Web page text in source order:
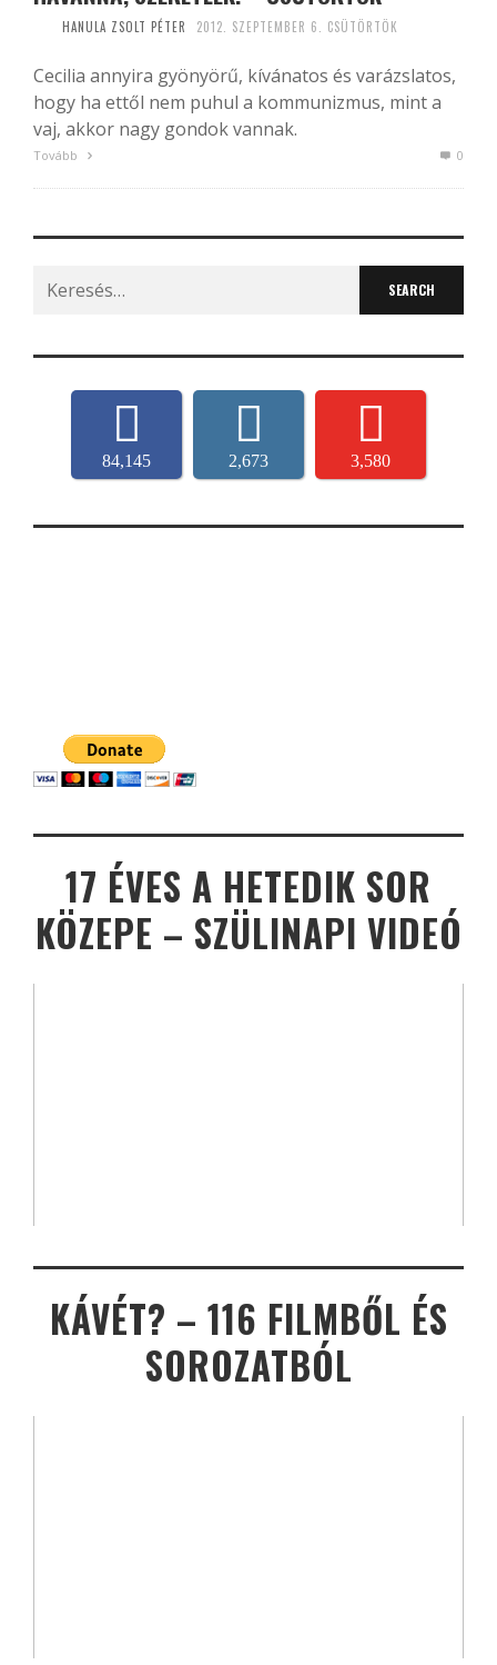
HANULA ZSOLT PÉTER 2012. SZEPTEMBER 6. CSÜTÖRTÖK
Cecilia annyira gyönyörű, kívánatos és varázslatos,
hogy ha ettől nem puhul a kommunizmus, mint a
vaj, akkor nagy gondok vannak.
Tovább 0
Search
for:
84,145 2,673 3,580
17 ÉVES A HETEDIK SOR
KÖZEPE – SZÜLINAPI VIDEÓ
KÁVÉT? – 116 FILMBŐL ÉS
SOROZATBÓL